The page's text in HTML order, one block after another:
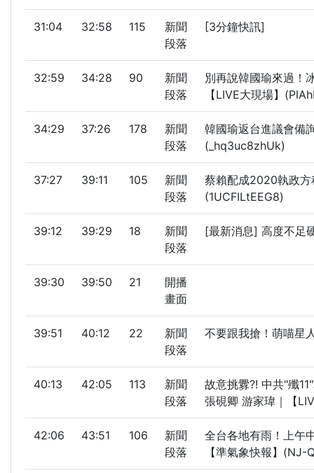
31:04 32:58 115
新聞
段落
[3分鐘快訊]
32:59 34:28 90
新聞
段落
別再說韓國瑜來過！
【LIVE大現場】
34:29 37:26 178
新聞
段落
韓國瑜返台進議會備
(_hq3uc8zhUk)
37:27 39:11 105
新聞
段落
蔡賴配成2020執政方
(1UCFILtEEG8)
39:12 39:29 18
新聞
段落
[最新消息] 高度不足
39:30 39:50 21
開播
畫面
39:51 40:12 22
新聞
段落
不要跟我搶！萌喵星
40:13 42:05 113
新聞
段落
故意挑釁?! 中共"殲
張硯卿 游家瑋｜【
42:06 43:51 106
新聞
段落
全台各地有雨！上午
【準氣象快報】(NJ-